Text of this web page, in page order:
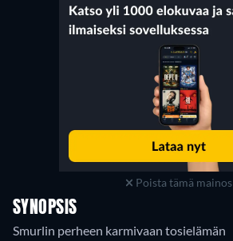
Poista tämä mainos
SYNOPSIS
Smurlin perheen karmivaan tosielämän